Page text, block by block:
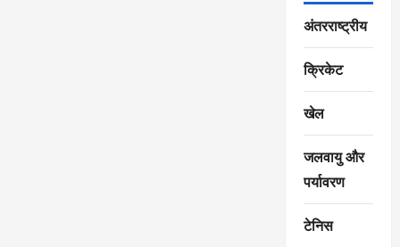
अंतरराष्ट्रीय
क्रिकेट
खेल
जलवायु और
पर्यावरण
टेनिस